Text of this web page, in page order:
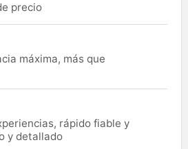
precio
máxima, más que
rápido fiable y
y detallado